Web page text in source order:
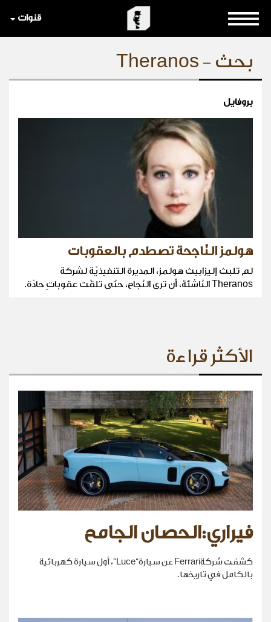
قنوات
بحث - Theranos
بروفايل
هولمز النّاجحة تصطدم بالعقوبات
لم تلبث إليزابيث هولمز، المديرة التنفيذيّة لشركة
Theranos النّاشئة، أن ترى النّجاح، حتّى تلقّت عقوباتٍ حادّة.
الأكثر قراءة
فيراري:الحصان الجامح
كشفت شركةFerrari عن سيارة“Luce”، أول سيارة كهربائية
بالكامل في تاريخها.